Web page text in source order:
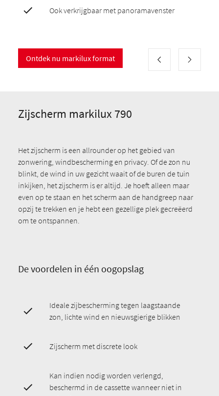
Ook verkrijgbaar met panoramavenster
Ontdek nu markilux format
Zijscherm markilux 790
Het zijscherm is een allrounder op het gebied van
zonwering, windbescherming en privacy. Of de zon nu
blinkt, de wind in uw gezicht waait of de buren de tuin
inkijken, het zijscherm is er altijd. Je hoeft alleen maar
even op te staan en het scherm aan de handgreep naar
opzij te trekken en je hebt een gezellige plek gecreëerd
om te ontspannen.
De voordelen in één oogopslag
Ideale zijbescherming tegen laagstaande
zon, lichte wind en nieuwsgierige blikken
Zijscherm met discrete look
Kan indien nodig worden verlengd,
beschermd in de cassette wanneer niet in